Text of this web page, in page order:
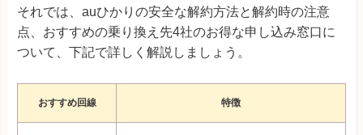
それでは、auひかりの安全な解約方法と解約時の注意
点、おすすめの乗り換え先4社のお得な申し込み窓口に
ついて、下記で詳しく解説しましょう。
おすすめ回線 特徴